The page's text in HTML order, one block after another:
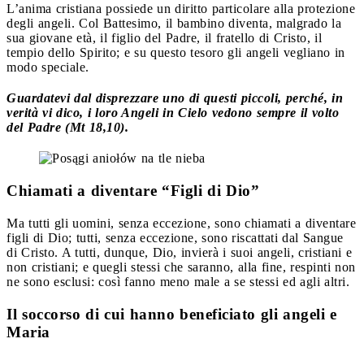
L’anima cristiana possiede un diritto particolare alla protezione
degli angeli. Col Battesimo, il bambino diventa, malgrado la
sua giovane età, il figlio del Padre, il fratello di Cristo, il
tempio dello Spirito; e su questo tesoro gli angeli vegliano in
modo speciale.
Guardatevi dal disprezzare uno di questi piccoli, perché, in
verità vi dico, i loro Angeli in Cielo vedono sempre il volto
del Padre (Mt 18,10).
Chiamati a diventare “Figli di Dio”
Ma tutti gli uomini, senza eccezione, sono chiamati a diventare
figli di Dio; tutti, senza eccezione, sono riscattati dal Sangue
di Cristo. A tutti, dunque, Dio, invierà i suoi angeli, cristiani e
non cristiani; e quegli stessi che saranno, alla fine, respinti non
ne sono esclusi: così fanno meno male a se stessi ed agli altri.
Il soccorso di cui hanno beneficiato gli angeli e
Maria